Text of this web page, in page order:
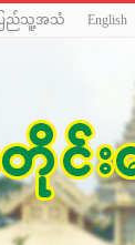
ြည်သူ့အသံ English